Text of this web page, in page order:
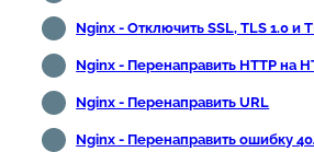
Nginx - Отключить SSL, TLS 1.0 и
Nginx - Перенаправить HTTP на
Nginx - Перенаправить URL
Nginx - Перенаправить ошибку